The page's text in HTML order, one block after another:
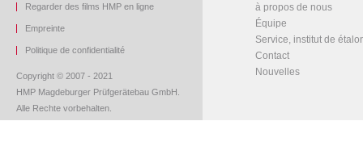
Regarder des films HMP en ligne
Empreinte
Politique de confidentialité
Copyright © 2007 - 2021
HMP Magdeburger Prüfgerätebau GmbH.
Alle Rechte vorbehalten.
à propos de nous
Équipe
Service, institut de
Contact
Nouvelles